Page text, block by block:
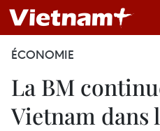
ÉCONOMIE
La BM
Vietnam dans